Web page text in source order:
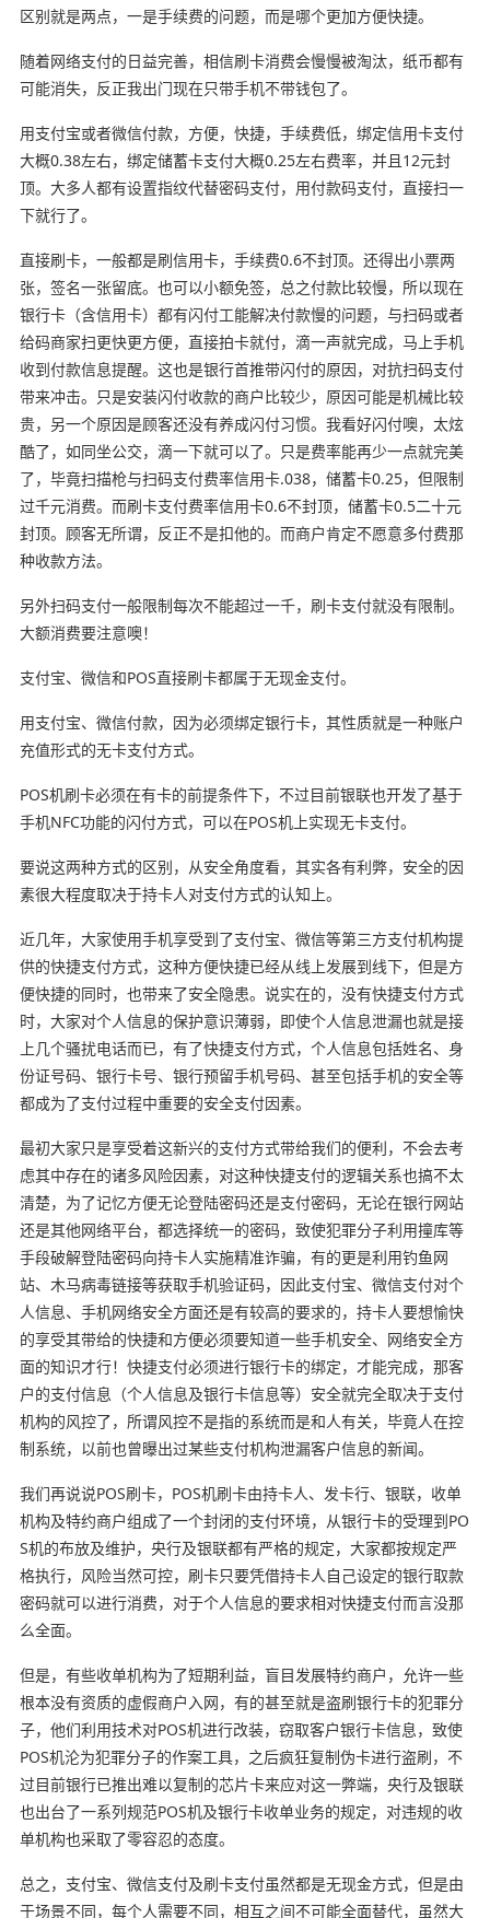
区别就是两点，一是手续费的问题，而是哪个更加方便快捷。
随着网络支付的日益完善，相信刷卡消费会慢慢被淘汰，纸币都有
可能消失，反正我出门现在只带手机不带钱包了。
用支付宝或者微信付款，方便，快捷，手续费低，绑定信用卡支付
大概0.38左右，绑定储蓄卡支付大概0.25左右费率，并且12元封
顶。大多人都有设置指纹代替密码支付，用付款码支付，直接扫一
下就行了。
直接刷卡，一般都是刷信用卡，手续费0.6不封顶。还得出小票两
张，签名一张留底。也可以小额免签，总之付款比较慢，所以现在
银行卡（含信用卡）都有闪付工能解决付款慢的问题，与扫码或者
给码商家扫更快更方便，直接拍卡就付，滴一声就完成，马上手机
收到付款信息提醒。这也是银行首推带闪付的原因，对抗扫码支付
带来冲击。只是安装闪付收款的商户比较少，原因可能是机械比较
贵，另一个原因是顾客还没有养成闪付习惯。我看好闪付噢，太炫
酷了，如同坐公交，滴一下就可以了。只是费率能再少一点就完美
了，毕竟扫描枪与扫码支付费率信用卡.038，储蓄卡0.25，但限制
过千元消费。而刷卡支付费率信用卡0.6不封顶，储蓄卡0.5二十元
封顶。顾客无所谓，反正不是扣他的。而商户肯定不愿意多付费那
种收款方法。
另外扫码支付一般限制每次不能超过一千，刷卡支付就没有限制。
大额消费要注意噢！
支付宝、微信和POS直接刷卡都属于无现金支付。
用支付宝、微信付款，因为必须绑定银行卡，其性质就是一种账户
充值形式的无卡支付方式。
POS机刷卡必须在有卡的前提条件下，不过目前银联也开发了基于
手机NFC功能的闪付方式，可以在POS机上实现无卡支付。
要说这两种方式的区别，从安全角度看，其实各有利弊，安全的因
素很大程度取决于持卡人对支付方式的认知上。
近几年，大家使用手机享受到了支付宝、微信等第三方支付机构提
供的快捷支付方式，这种方便快捷已经从线上发展到线下，但是方
便快捷的同时，也带来了安全隐患。说实在的，没有快捷支付方式
时，大家对个人信息的保护意识薄弱，即使个人信息泄漏也就是接
上几个骚扰电话而已，有了快捷支付方式，个人信息包括姓名、身
份证号码、银行卡号、银行预留手机号码、甚至包括手机的安全等
都成为了支付过程中重要的安全支付因素。
最初大家只是享受着这新兴的支付方式带给我们的便利，不会去考
虑其中存在的诸多风险因素，对这种快捷支付的逻辑关系也搞不太
清楚，为了记忆方便无论登陆密码还是支付密码，无论在银行网站
还是其他网络平台，都选择统一的密码，致使犯罪分子利用撞库等
手段破解登陆密码向持卡人实施精准诈骗，有的更是利用钓鱼网
站、木马病毒链接等获取手机验证码，因此支付宝、微信支付对个
人信息、手机网络安全方面还是有较高的要求的，持卡人要想愉快
的享受其带给的快捷和方便必须要知道一些手机安全、网络安全方
面的知识才行！快捷支付必须进行银行卡的绑定，才能完成，那客
户的支付信息（个人信息及银行卡信息等）安全就完全取决于支付
机构的风控了，所谓风控不是指的系统而是和人有关，毕竟人在控
制系统，以前也曾曝出过某些支付机构泄漏客户信息的新闻。
我们再说说POS刷卡，POS机刷卡由持卡人、发卡行、银联，收单
机构及特约商户组成了一个封闭的支付环境，从银行卡的受理到PO
S机的布放及维护，央行及银联都有严格的规定，大家都按规定严
格执行，风险当然可控，刷卡只要凭借持卡人自己设定的银行取款
密码就可以进行消费，对于个人信息的要求相对快捷支付而言没那
么全面。
但是，有些收单机构为了短期利益，盲目发展特约商户，允许一些
根本没有资质的虚假商户入网，有的甚至就是盗刷银行卡的犯罪分
子，他们利用技术对POS机进行改装，窃取客户银行卡信息，致使
POS机沦为犯罪分子的作案工具，之后疯狂复制伪卡进行盗刷，不
过目前银行已推出难以复制的芯片卡来应对这一弊端，央行及银联
也出台了一系列规范POS机及银行卡收单业务的规定，对违规的收
单机构也采取了零容忍的态度。
总之，支付宝、微信支付及刷卡支付虽然都是无现金方式，但是由
于场景不同，每个人需要不同，相互之间不可能全面替代，虽然大